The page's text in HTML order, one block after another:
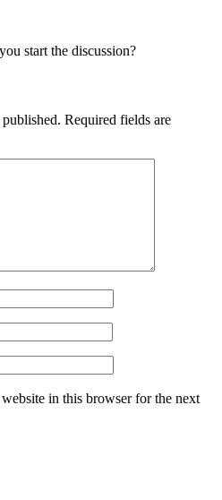
start the discussion?
Required fields are
in this browser for the next